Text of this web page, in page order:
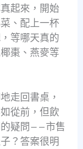
起來，開始
、配上一杯
等哪天真的
棗、燕麥等
走回書桌，
從前，但飲
的疑問——市售
？答案很明